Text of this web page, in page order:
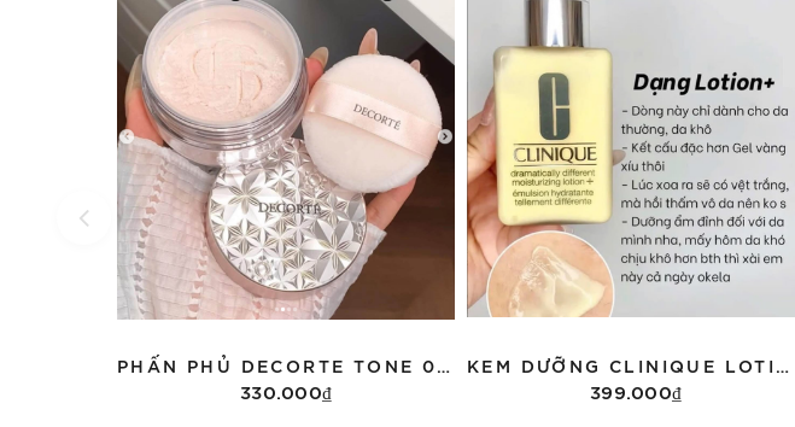
PHẤN PHỦ DECORTE TONE 00 MINI 3G FULLBOX DATE T4/2029
330.000₫
KEM DƯỠNG CLINIQUE LOTION 125ML FULLBOX DATE 2/2028
399.000₫